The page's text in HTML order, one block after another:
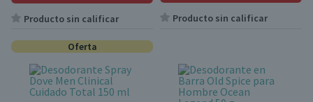
Producto sin calificar Producto sin calificar
Oferta